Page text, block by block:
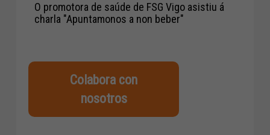
O promotora de saúde de FSG Vigo asistiu á
charla "Apuntamonos a non beber"
Colabora con
nosotros